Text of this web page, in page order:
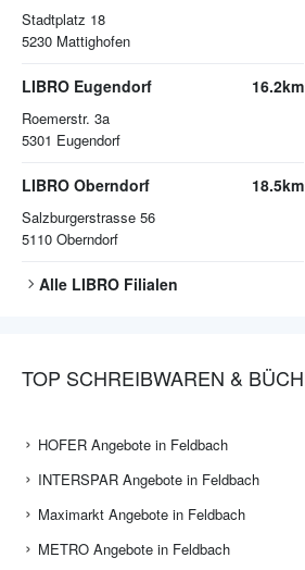
Stadtplatz 18
5230 Mattighofen
LIBRO Eugendorf
Roemerstr. 3a
5301 Eugendorf
16.2km
LIBRO Oberndorf
Salzburgerstrasse 56
5110 Oberndorf
18.5km
Alle LIBRO Filialen
TOP SCHREIBWAREN &
HOFER Angebote in Feldbach
INTERSPAR Angebote in Feldbach
Maximarkt Angebote in Feldbach
METRO Angebote in Feldbach